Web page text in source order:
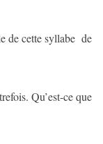
de cette syllabe de
Qu’est-ce que